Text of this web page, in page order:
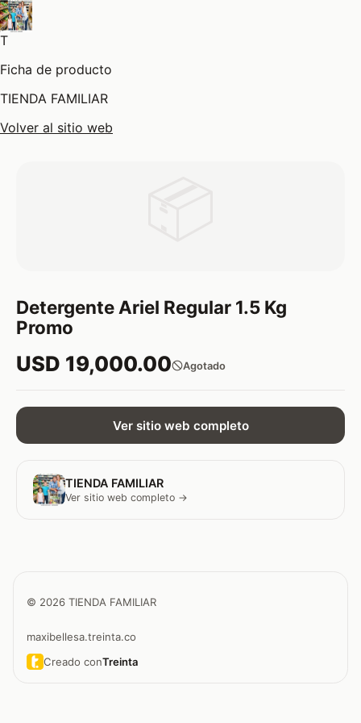
T
Ficha de producto
TIENDA FAMILIAR
Volver al sitio web
Detergente Ariel Regular 1.5 Kg
Promo
USD 19,000.00 Agotado
Ver sitio web completo
TIENDA FAMILIAR
Ver sitio web completo →
© 2026 TIENDA FAMILIAR
maxibellesa.treinta.co
Creado conTreinta